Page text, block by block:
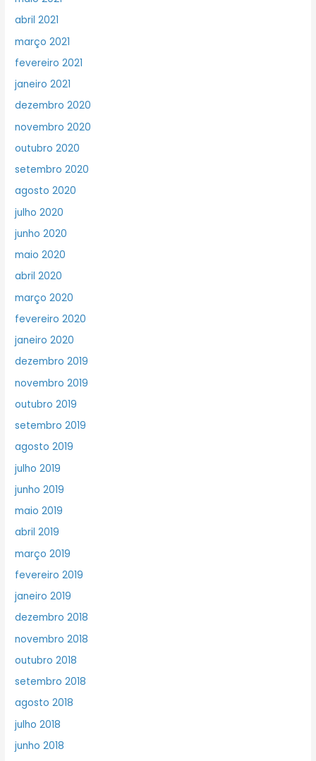
abril 2021
março 2021
fevereiro 2021
janeiro 2021
dezembro 2020
novembro 2020
outubro 2020
setembro 2020
agosto 2020
julho 2020
junho 2020
maio 2020
abril 2020
março 2020
fevereiro 2020
janeiro 2020
dezembro 2019
novembro 2019
outubro 2019
setembro 2019
agosto 2019
julho 2019
junho 2019
maio 2019
abril 2019
março 2019
fevereiro 2019
janeiro 2019
dezembro 2018
novembro 2018
outubro 2018
setembro 2018
agosto 2018
julho 2018
junho 2018